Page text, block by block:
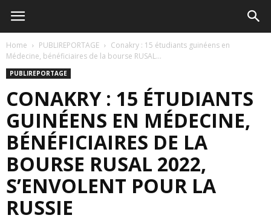
Home PUBLIREPORTAGE
Conakry : 15 étudiants guinéens en
Médecine, bénéficiaires de la bourse RUSAL...
PUBLIREPORTAGE
CONAKRY : 15 ÉTUDIANTS
GUINÉENS EN MÉDECINE,
BÉNÉFICIAIRES DE LA
BOURSE RUSAL 2022,
S’ENVOLENT POUR LA
RUSSIE